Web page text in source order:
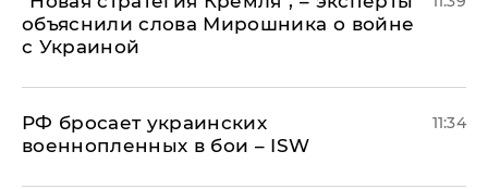
объяснили слова Мирошника о войне
с Украиной
РФ бросает украинских
военнопленных в бои – ISW
11:34